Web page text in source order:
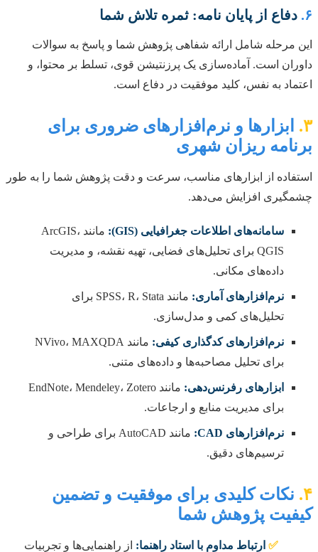
۶. دفاع از پایان نامه: ثمره تلاش شما
این مرحله شامل ارائه شفاهی پژوهش شما و پاسخ به سوالات
داوران است. آماده‌سازی یک پرزنتیشن قوی، تسلط بر محتوا، و
اعتماد به نفس، کلید موفقیت در دفاع است.
۳.
ابزارها و نرم‌افزارهای ضروری برای
برنامه ریزان شهری
استفاده از ابزارهای مناسب، سرعت و دقت پژوهش شما را به طور
چشمگیری افزایش می‌دهد.
سامانه‌های اطلاعات جغرافیایی (GIS):
مانند ArcGIS،
QGIS برای تحلیل‌های فضایی، تهیه نقشه، و مدیریت
داده‌های مکانی.
نرم‌افزارهای آماری:
مانند SPSS، R، Stata برای
تحلیل‌های کمی و مدل‌سازی.
نرم‌افزارهای کدگذاری کیفی:
مانند NVivo، MAXQDA
برای تحلیل مصاحبه‌ها و داده‌های متنی.
ابزارهای رفرنس‌دهی:
مانند EndNote، Mendeley، Zotero
برای مدیریت منابع و ارجاعات.
نرم‌افزارهای CAD:
مانند AutoCAD برای طراحی و
ترسیم‌های دقیق.
۴. نکات کلیدی برای موفقیت و تضمین
کیفیت پژوهش شما
✅ ارتباط مداوم با استاد راهنما: از راهنمایی‌ها و تجربیات